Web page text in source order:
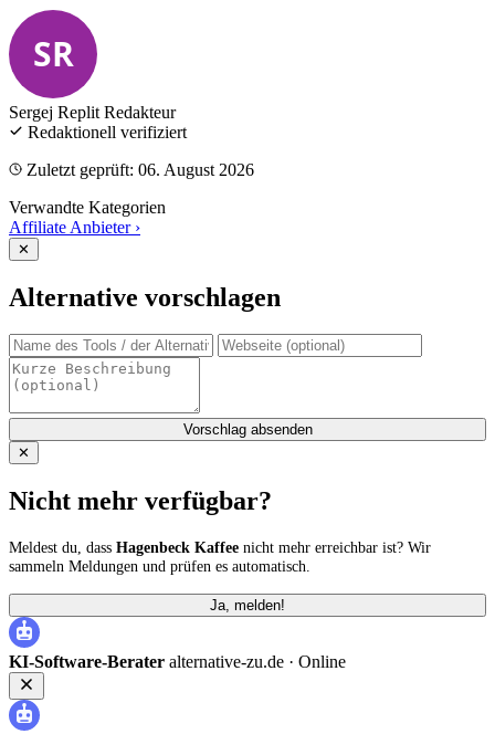
SR
Sergej Replit Redakteur
Redaktionell verifiziert
Zuletzt geprüft: 06. August 2026
Verwandte Kategorien
Affiliate Anbieter ›
✕
Alternative vorschlagen
Vorschlag absenden
✕
Nicht mehr verfügbar?
Meldest du, dass Hagenbeck Kaffee nicht mehr erreichbar ist? Wir
sammeln Meldungen und prüfen es automatisch.
Ja, melden!
KI-Software-Berater alternative-zu.de · Online